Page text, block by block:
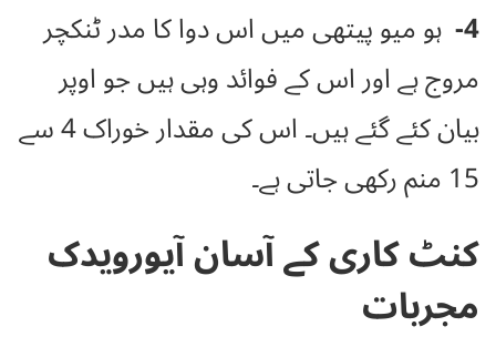
4- ہو میو پیتھی میں اس دوا کا مدر ٹنکچر
مروج ہے اور اس کے فوائد وہی ہیں جو اوپر
بیان کئے گئے ہیں۔ اس کی مقدار خوراک 4 سے
15 منم رکھی جاتی ہے۔
کنٹ کاری کے آسان آیورویدک
مجربات